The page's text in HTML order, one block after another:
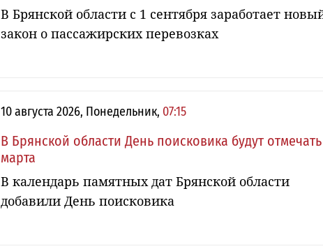
В Брянской области с 1 сентября заработает
закон о пассажирских перевозках
10 августа 2026, Понедельник, 07:15
В Брянской области День поисковика будут отмечать
марта
В календарь памятных дат Брянской области
добавили День поисковика